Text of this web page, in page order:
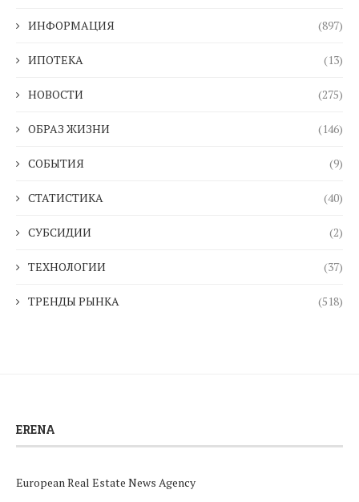
ИНФОРМАЦИЯ (897)
ИПОТЕКА (13)
НОВОСТИ (275)
ОБРАЗ ЖИЗНИ (146)
СОБЫТИЯ (9)
СТАТИСТИКА (40)
СУБСИДИИ (2)
ТЕХНОЛОГИИ (37)
ТРЕНДЫ РЫНКА (518)
ERENA
European Real Estate News Agency